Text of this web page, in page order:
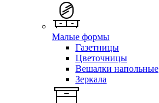
Малые формы
Газетницы
Цветочницы
Вешалки напольные
Зеркала